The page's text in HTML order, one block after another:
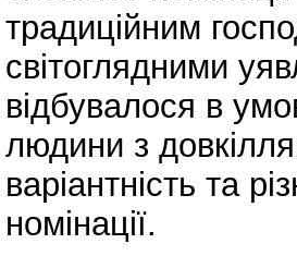
традиційним
світоглядними
відбувалося в
людини з
варіантність та
номінації.